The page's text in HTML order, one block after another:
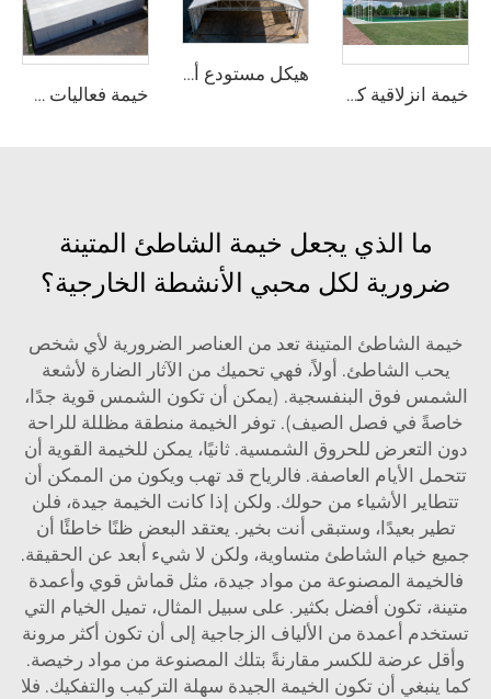
خيمة انزلاقية كهربائية مخصصة | معدات قابلة للتشغيل الآلي مصنوعة من البلاستيك المطاطي (PVC) متينة لمبنى ملاعب متعددة الأغراض
هيكل مستودع ألومنيوم متين جدًّا | خيمة تخزين صناعية ذات نطاق واضح للخدمات اللوجستية والتصنيع
خيمة فعاليات حسب الطلب (OEM) مع طباعة الشعار | هيكل وحداتي قابل للتجميع السريع لمواقع الحفلات والمهرجانات الخارجية الكبيرة
ما الذي يجعل خيمة الشاطئ المتينة
ضرورية لكل محبي الأنشطة الخارجية؟
خيمة الشاطئ المتينة تعد من العناصر الضرورية لأي شخص
يحب الشاطئ. أولاً، فهي تحميك من الآثار الضارة لأشعة
الشمس فوق البنفسجية. (يمكن أن تكون الشمس قوية جدًا،
خاصةً في فصل الصيف). توفر الخيمة منطقة مظللة للراحة
دون التعرض للحروق الشمسية. ثانيًا، يمكن للخيمة القوية أن
تتحمل الأيام العاصفة. فالرياح قد تهب ويكون من الممكن أن
تتطاير الأشياء من حولك. ولكن إذا كانت الخيمة جيدة، فلن
تطير بعيدًا، وستبقى أنت بخير. يعتقد البعض ظنًا خاطئًا أن
جميع خيام الشاطئ متساوية، ولكن لا شيء أبعد عن الحقيقة.
فالخيمة المصنوعة من مواد جيدة، مثل قماش قوي وأعمدة
متينة، تكون أفضل بكثير. على سبيل المثال، تميل الخيام التي
تستخدم أعمدة من الألياف الزجاجية إلى أن تكون أكثر مرونة
وأقل عرضة للكسر مقارنةً بتلك المصنوعة من مواد رخيصة.
كما ينبغي أن تكون الخيمة الجيدة سهلة التركيب والتفكيك. فلا